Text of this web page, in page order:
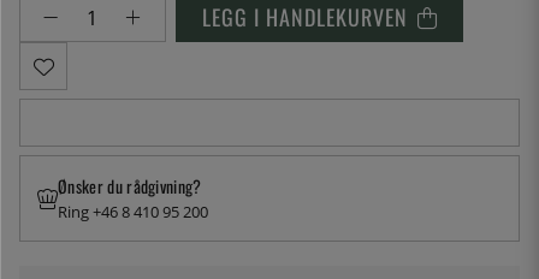
LEGG I HANDLEKURVEN
Ønsker du rådgivning?
Ring +46 8 410 95 200